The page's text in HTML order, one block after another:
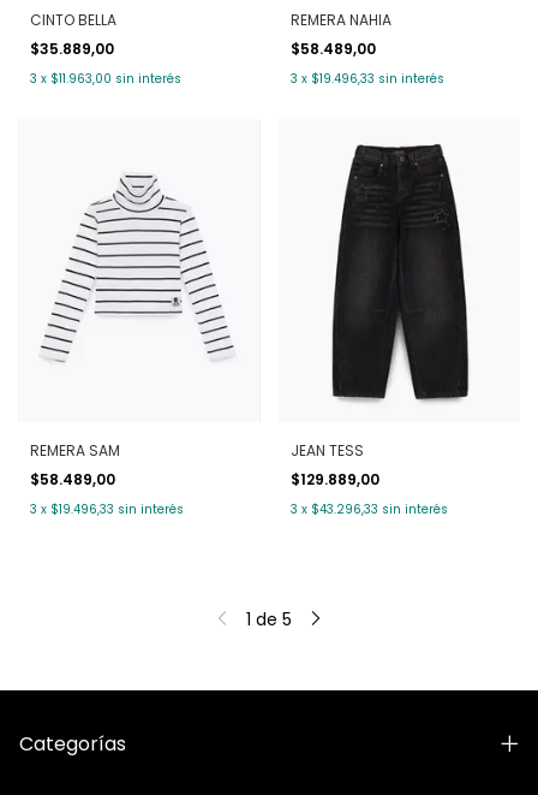
CINTO BELLA
$35.889,00
3 x $11.963,00 sin interés
REMERA NAHIA
$58.489,00
3 x $19.496,33 sin interés
REMERA SAM
$58.489,00
3 x $19.496,33 sin interés
JEAN TESS
$129.889,00
3 x $43.296,33 sin interés
1 de 5
Categorías